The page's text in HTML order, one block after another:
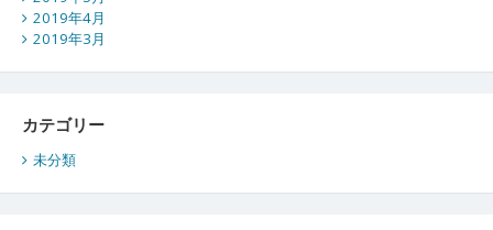
2019年4月
2019年3月
カテゴリー
未分類